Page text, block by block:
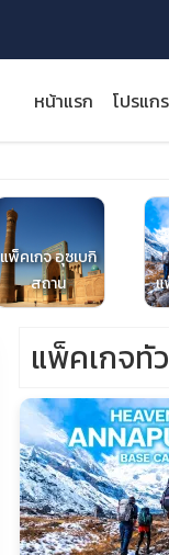
หน้าแรก โปรแก
close
แพ็คเกจ อุซเบกิ
สถาน
แ
แพ็คเกจทั